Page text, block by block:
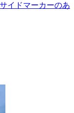
イドマーカーのあ